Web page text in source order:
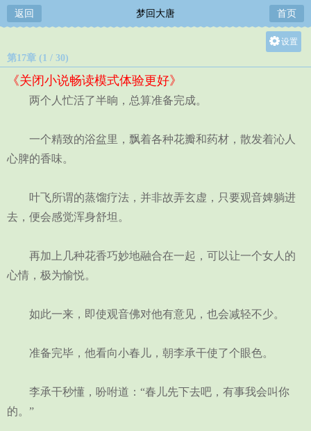
返回 梦回大唐 首页
设置
第17章 (1 / 30)
《关闭小说畅读模式体验更好》
两个人忙活了半晌，总算准备完成。
一个精致的浴盆里，飘着各种花瓣和药材，散发着沁人
心脾的香味。
叶飞所谓的蒸馏疗法，并非故弄玄虚，只要观音婢躺进
去，便会感觉浑身舒坦。
再加上几种花香巧妙地融合在一起，可以让一个女人的
心情，极为愉悦。
如此一来，即使观音佛对他有意见，也会减轻不少。
准备完毕，他看向小春儿，朝李承干使了个眼色。
李承干秒懂，吩咐道：“春儿先下去吧，有事我会叫你
的。”